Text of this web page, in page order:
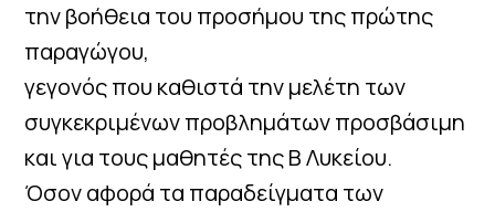
την βοήθεια του προσήμου της πρώτης
παραγώγου,
γεγονός που καθιστά την μελέτη των
συγκεκριμένων προβλημάτων προσβάσιμη
και για τους μαθητές της Β Λυκείου.
Όσον αφορά τα παραδείγματα των